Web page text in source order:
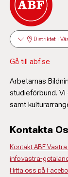
Distriktet i
Gå till abf.se
Arbetarnas
studieförbund.
samt
Kontakta
Kontakt ABF
info.vastra-
Hitta oss på